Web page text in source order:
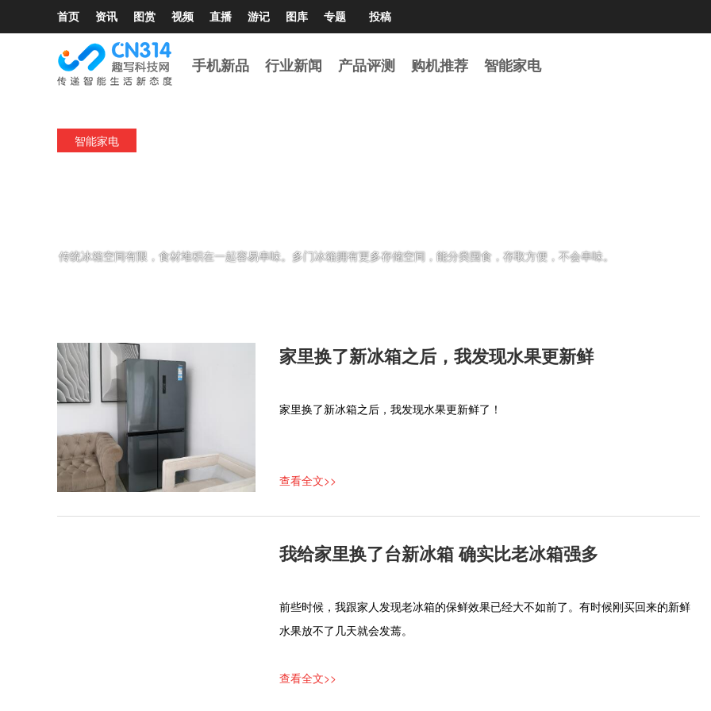
首页 资讯 图赏 视频 直播 游记 图库 专题 投稿
手机新品 行业新闻 产品评测 购机推荐 智能家电
智能家电
传统冰箱空间有限，食材堆积在一起容易串味。多门冰箱拥有更多存储空间，能分类囤食，存取方便，不会串味。
家里换了新冰箱之后，我发现水果更新鲜
家里换了新冰箱之后，我发现水果更新鲜了！
查看全文>>
我给家里换了台新冰箱 确实比老冰箱强多
​前些时候，我跟家人发现老冰箱的保鲜效果已经大不如前了。有时候刚买回来的新鲜
水果放不了几天就会发蔫。
查看全文>>